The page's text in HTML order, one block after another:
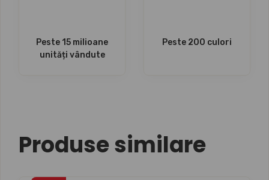
Peste 15 milioane
unități vândute
Peste 200 culori
Produse similare